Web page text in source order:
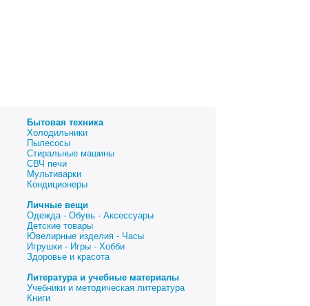
Бытовая техника
Холодильники
Пылесосы
Стиральные машины
СВЧ печи
Мультиварки
Кондиционеры
Личные вещи
Одежда - Обувь - Аксессуары
Детские товары
Ювелирные изделия - Часы
Игрушки - Игры - Хобби
Здоровье и красота
Литература и учебные материалы
Учебники и методическая литература
Книги